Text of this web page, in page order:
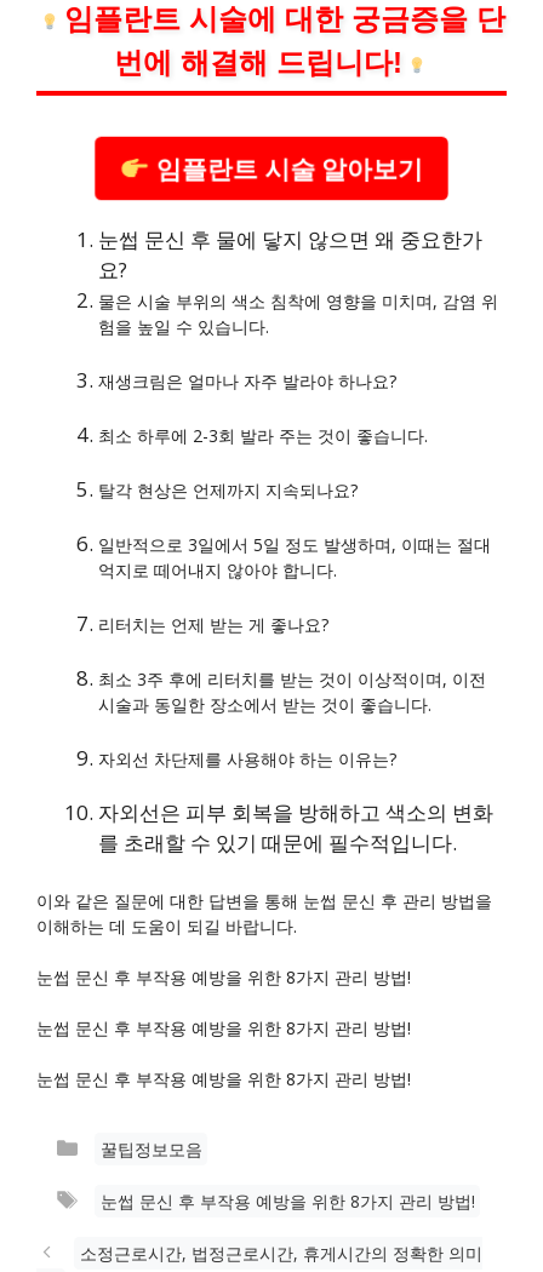
임플란트 시술에 대한 궁금증을 단
번에 해결해 드립니다!
임플란트 시술 알아보기
눈썹 문신 후 물에 닿지 않으면 왜 중요한가
요?
물은 시술 부위의 색소 침착에 영향을 미치며, 감염 위
험을 높일 수 있습니다.
재생크림은 얼마나 자주 발라야 하나요?
최소 하루에 2-3회 발라 주는 것이 좋습니다.
탈각 현상은 언제까지 지속되나요?
일반적으로 3일에서 5일 정도 발생하며, 이때는 절대
억지로 떼어내지 않아야 합니다.
리터치는 언제 받는 게 좋나요?
최소 3주 후에 리터치를 받는 것이 이상적이며, 이전
시술과 동일한 장소에서 받는 것이 좋습니다.
자외선 차단제를 사용해야 하는 이유는?
자외선은 피부 회복을 방해하고 색소의 변화
를 초래할 수 있기 때문에 필수적입니다.
이와 같은 질문에 대한 답변을 통해 눈썹 문신 후 관리 방법을
이해하는 데 도움이 되길 바랍니다.
눈썹 문신 후 부작용 예방을 위한 8가지 관리 방법!
눈썹 문신 후 부작용 예방을 위한 8가지 관리 방법!
눈썹 문신 후 부작용 예방을 위한 8가지 관리 방법!
카
고
꿀팁정보모음
태
눈썹 문신 후 부작용 예방을 위한 8가지 관리 방법!
소정근로시간, 법정근로시간, 휴게시간의 정확한 의미